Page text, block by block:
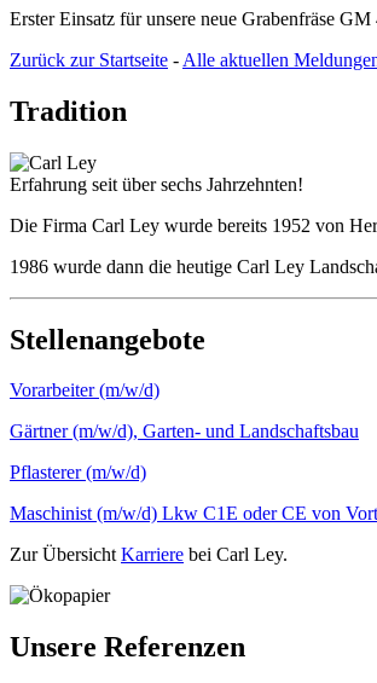
Erster Einsatz für unsere neue Grabenfräse
Zurück zur Startseite - Alle aktuellen
Tradition
Erfahrung seit über sechs Jahrzehnten!
Die Firma Carl Ley wurde bereits 1952 von
1986 wurde dann die heutige Carl Ley
Stellenangebote
Vorarbeiter (m/w/d)
Gärtner (m/w/d), Garten- und Landschaftsbau
Pflasterer (m/w/d)
Maschinist (m/w/d) Lkw C1E oder CE von
Zur ÜbersichtKarriere bei Carl Ley.
Unsere Referenzen